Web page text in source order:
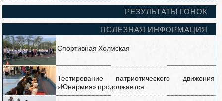
РЕЗУЛЬТАТЫ ГОНОК
ПОЛЕЗНАЯ ИНФОРМАЦИЯ
Спортивная Холмская
Тестирование патриотического движения
«Юнармия» продолжается